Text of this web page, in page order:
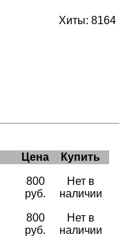
Хиты: 8164
Цена Купить
800
руб.
Нет в
наличии
800
руб.
Нет в
наличии